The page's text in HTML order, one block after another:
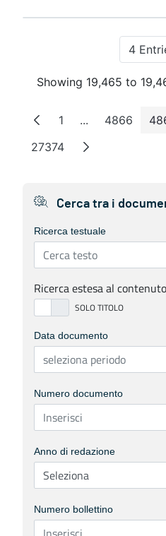
4
Showing 19,465 to
Page
1 ...Intermediate
Page
4866
Page
27374
Cerca tra i
Ricerca testuale
Ricerca estesa al contenuto
Data documento
Numero documento
Anno di redazione
Numero bollettino